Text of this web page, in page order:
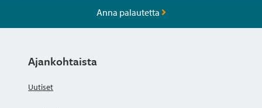
Anna palautetta
Ajankohtaista
Uutiset